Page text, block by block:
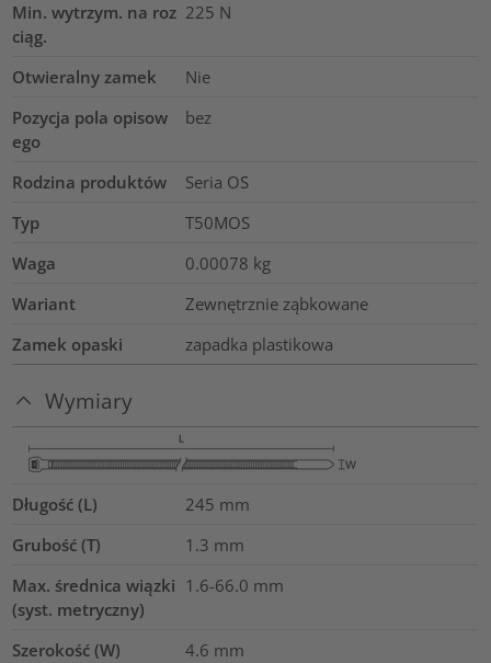
Min. wytrzym. na roz
ciąg.
225 N
Otwieralny zamek
Nie
Pozycja pola opisow
ego
bez
Rodzina produktów
Seria OS
Typ
T50MOS
Waga
0.00078 kg
Wariant
Zewnętrznie ząbkowane
Zamek opaski
zapadka plastikowa
Wymiary
Długość (L) 245 mm
Grubość (T)
1.3 mm
Max. średnica wiązki
(syst. metryczny)
1.6-66.0 mm
Szerokość (W) 4.6 mm